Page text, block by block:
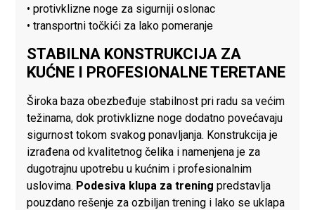
• protivklizne noge za sigurniji oslonac
• transportni točkići za lako pomeranje
STABILNA KONSTRUKCIJA ZA
KUĆNE I PROFESIONALNE TERETANE
Široka baza obezbeđuje stabilnost pri radu sa većim
težinama, dok protivklizne noge dodatno povećavaju
sigurnost tokom svakog ponavljanja. Konstrukcija je
izrađena od kvalitetnog čelika i namenjena je za
dugotrajnu upotrebu u kućnim i profesionalnim
uslovima. Podesiva klupa za trening predstavlja
pouzdano rešenje za ozbiljan trening i lako se uklapa